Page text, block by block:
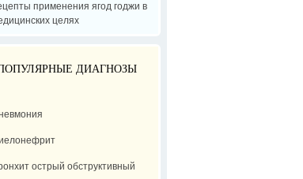
применения ягод годжи в
целях
ДИАГНОЗЫ
острый обструктивный